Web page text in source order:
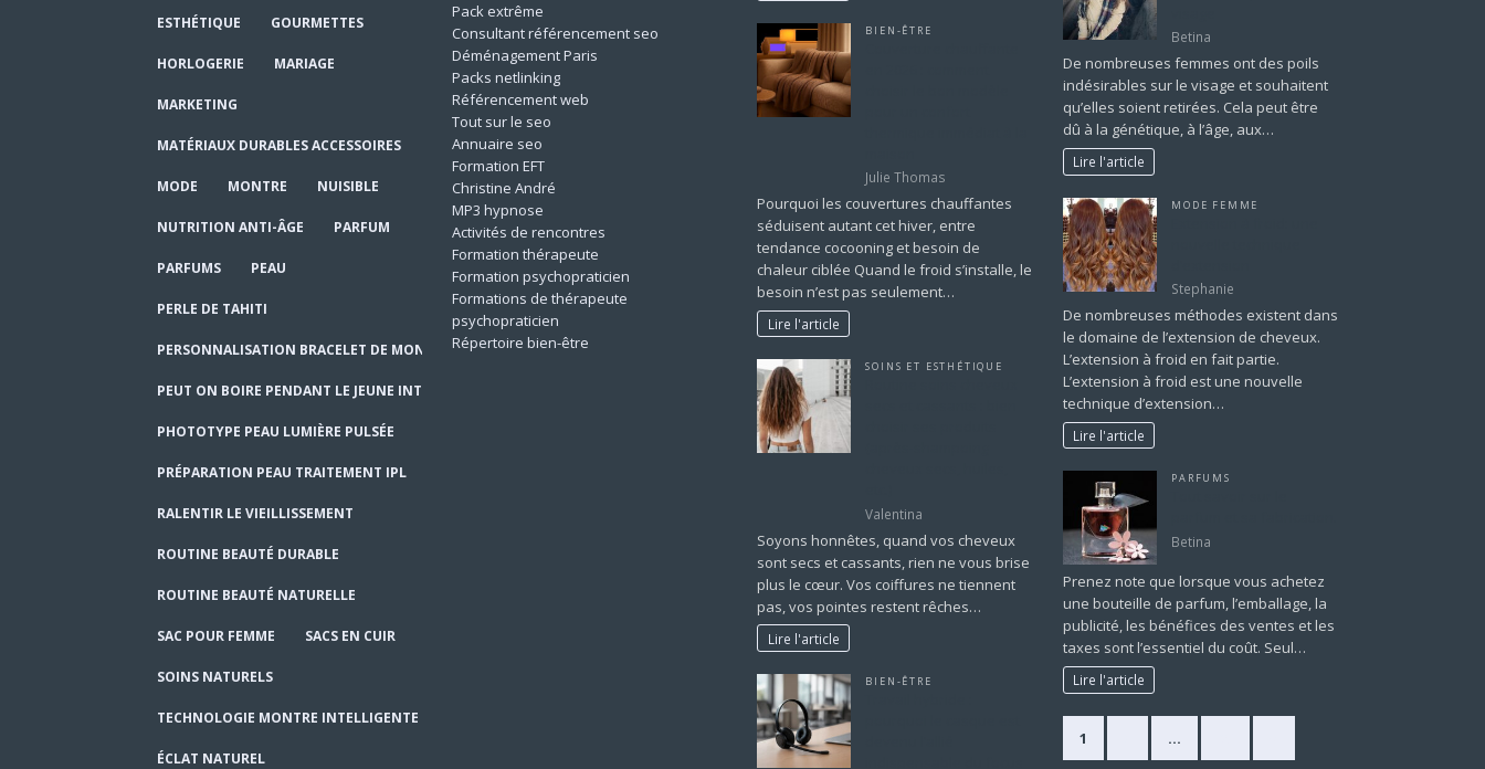
ESTHÉTIQUE GOURMETTES
HORLOGERIE MARIAGE
MARKETING
MATÉRIAUX DURABLES ACCESSOIRES
MODE MONTRE NUISIBLE
NUTRITION ANTI-ÂGE PARFUM
PARFUMS PEAU
PERLE DE TAHITI
PERSONNALISATION BRACELET DE MONTRE
PEUT ON BOIRE PENDANT LE JEUNE INTERMITTENT
PHOTOTYPE PEAU LUMIÈRE PULSÉE
PRÉPARATION PEAU TRAITEMENT IPL
RALENTIR LE VIEILLISSEMENT
ROUTINE BEAUTÉ DURABLE
ROUTINE BEAUTÉ NATURELLE
SAC POUR FEMME SACS EN CUIR
SOINS NATURELS
TECHNOLOGIE MONTRE INTELLIGENTE
ÉCLAT NATUREL
Pack extrême
Consultant référencement seo
Déménagement Paris
Packs netlinking
Référencement web
Tout sur le seo
Annuaire seo
Formation EFT
Christine André
MP3 hypnose
Activités de rencontres
Formation thérapeute
Formation psychopraticien
Formations de thérapeute
psychopraticien
Répertoire bien-être
BIEN-ÊTRE
Julie Thomas
Pourquoi les couvertures chauffantes
séduisent autant cet hiver, entre
tendance cocooning et besoin de
chaleur ciblée Quand le froid s’installe, le
besoin n’est pas seulement…
Lire l'article
SOINS ET ESTHÉTIQUE
Valentina
Soyons honnêtes, quand vos cheveux
sont secs et cassants, rien ne vous brise
plus le cœur. Vos coiffures ne tiennent
pas, vos pointes restent rêches…
Lire l'article
BIEN-ÊTRE
Betina
De nombreuses femmes ont des poils
indésirables sur le visage et souhaitent
qu’elles soient retirées. Cela peut être
dû à la génétique, à l’âge, aux…
Lire l'article
MODE FEMME
Stephanie
De nombreuses méthodes existent dans
le domaine de l’extension de cheveux.
L’extension à froid en fait partie.
L’extension à froid est une nouvelle
technique d’extension…
Lire l'article
PARFUMS
Betina
Prenez note que lorsque vous achetez
une bouteille de parfum, l’emballage, la
publicité, les bénéfices des ventes et les
taxes sont l’essentiel du coût. Seul…
Lire l'article
1 …